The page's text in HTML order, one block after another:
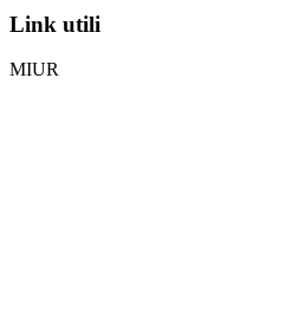
Link utili
MIUR